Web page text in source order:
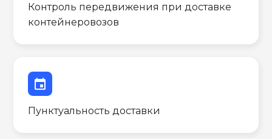
Контроль передвижения при доставке
контейнеровозов
event
Пунктуальность доставки